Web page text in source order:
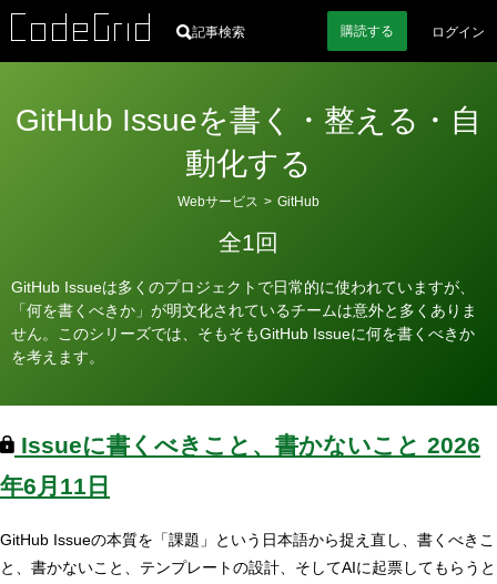
記事検索 購読する ログイン
GitHub Issueを書く・整える・自
動化する
ー
Webサービス > GitHub
全1回
GitHub Issueは多くのプロジェクトで日常的に使われていますが、
「何を書くべきか」が明文化されているチームは意外と多くありま
せん。このシリーズでは、そもそもGitHub Issueに何を書くべきか
を考えます。
Issueに書くべきこと、書かないこと 2026
年6月11日
GitHub Issueの本質を「課題」という日本語から捉え直し、書くべきこ
と、書かないこと、テンプレートの設計、そしてAIに起票してもらうと